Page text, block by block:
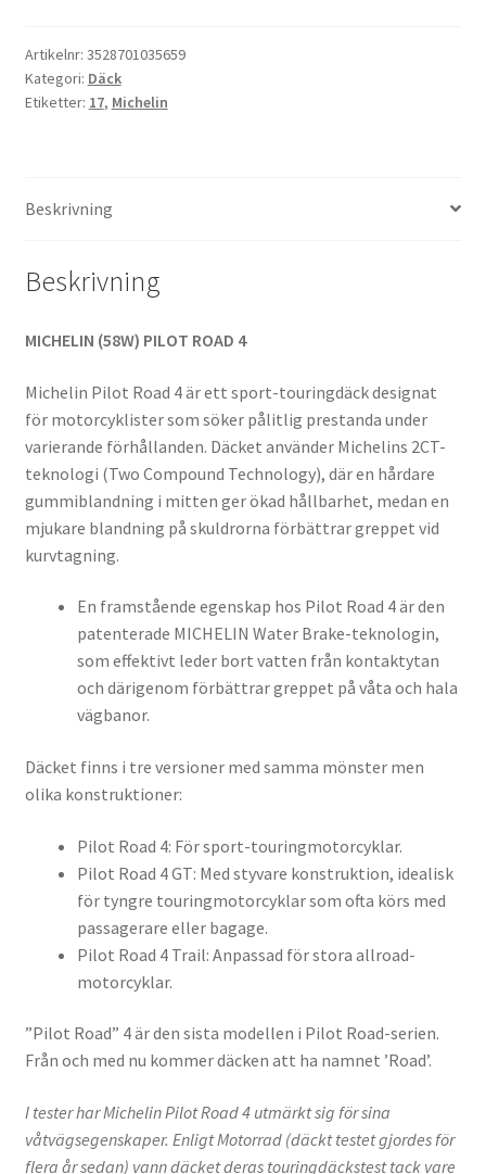
120/70
ZR
17
mängd
Artikelnr: 3528701035659
Kategori: Däck
Etiketter: 17, Michelin
Beskrivning
Beskrivning
MICHELIN (58W) PILOT ROAD 4
Michelin Pilot Road 4 är ett sport-touringdäck designat
för motorcyklister som söker pålitlig prestanda under
varierande förhållanden. Däcket använder Michelins 2CT-
teknologi (Two Compound Technology), där en hårdare
gummiblandning i mitten ger ökad hållbarhet, medan en
mjukare blandning på skuldrorna förbättrar greppet vid
kurvtagning.
En framstående egenskap hos Pilot Road 4 är den
patenterade MICHELIN Water Brake-teknologin,
som effektivt leder bort vatten från kontaktytan
och därigenom förbättrar greppet på våta och hala
vägbanor.
Däcket finns i tre versioner med samma mönster men
olika konstruktioner:
Pilot Road 4: För sport-touringmotorcyklar.
Pilot Road 4 GT: Med styvare konstruktion, idealisk
för tyngre touringmotorcyklar som ofta körs med
passagerare eller bagage.
Pilot Road 4 Trail: Anpassad för stora allroad-
motorcyklar.
”Pilot Road” 4 är den sista modellen i Pilot Road-serien.
Från och med nu kommer däcken att ha namnet ’Road’.
I tester har Michelin Pilot Road 4 utmärkt sig för sina
våtvägsegenskaper. Enligt Motorrad (däckt testet gjordes för
flera år sedan) vann däcket deras touringdäckstest tack vare